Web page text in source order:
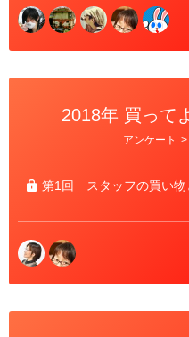
2018年 買って
リ
ー
アンケート >
第1回 スタッフの買い